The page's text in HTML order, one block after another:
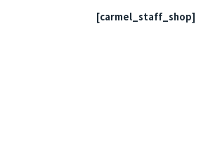
[carmel_staff_shop]